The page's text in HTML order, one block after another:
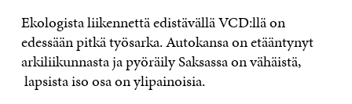
Ekologista liikennettä edistävällä VCD:llä on
edessään pitkä työsarka. Autokansa on etääntynyt
arkiliikunnasta ja pyöräily Saksassa on vähäistä,
lapsista iso osa on ylipainoisia.